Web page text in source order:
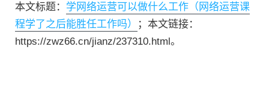
本文标题： 学网络运营可以做什么工作（网络运营课
程学了之后能胜任工作吗）
；本文链接：
https://zwz66.cn/jianz/237310.html。